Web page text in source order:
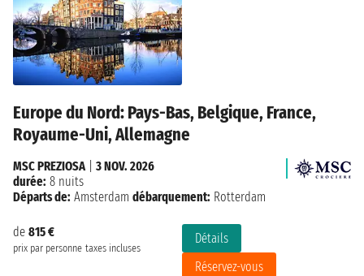
Europe du Nord: Pays-Bas, Belgique, France,
Royaume-Uni, Allemagne
de 815 €
prix par personne taxes incluses
Détails
Réservez-vous
MSC PREZIOSA| 3 NOV. 2026
durée: 8 nuits
Départs de: Amsterdam débarquement: Rotterdam